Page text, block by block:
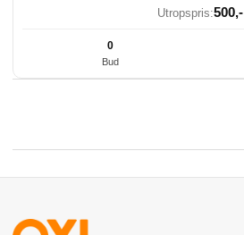
Utropspris:500,-
0
Bud